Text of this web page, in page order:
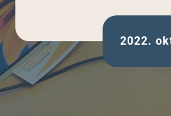
2022.